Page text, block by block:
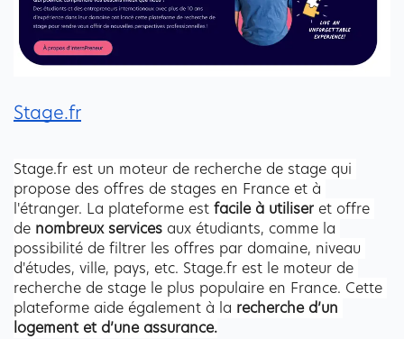
Stage.fr
Stage.fr est un moteur de recherche de stage qui
propose des offres de stages en France et à
l'étranger. La plateforme est facile à utiliser et offre
de nombreux services aux étudiants, comme la
possibilité de filtrer les offres par domaine, niveau
d'études, ville, pays, etc. Stage.fr est le moteur de
recherche de stage le plus populaire en France. Cette
plateforme aide également à la recherche d’un
logement et d’une assurance.